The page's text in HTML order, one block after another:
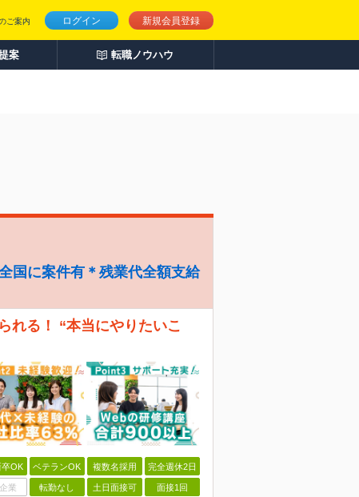
ログイン 新規会員登録
ご案内
案 転職ノウハウ
国に案件有＊残業代全額支給
れる！ “本当にやりたいこ
卒OK ベテランOK 複数名採用 完全週休2日
業 転勤なし 土日面接可 面接1回